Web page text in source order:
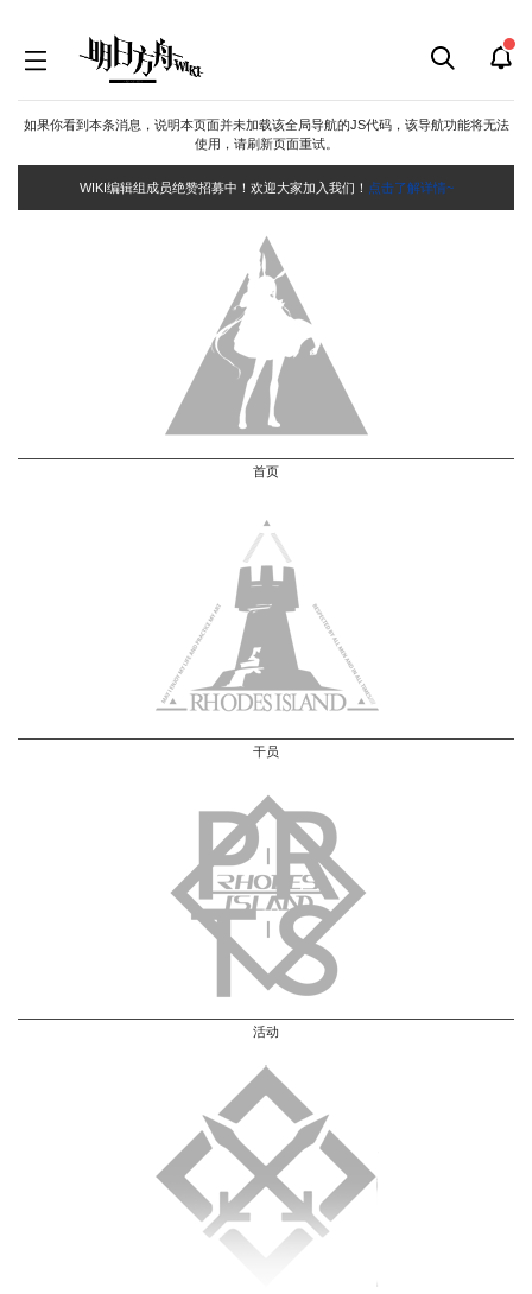
如果你看到本条消息，说明本页面并未加载该全局导航的JS代码，该导航功能将无法
使用，请刷新页面重试。
WIKI编辑组成员绝赞招募中！欢迎大家加入我们！ 点击了解详情~
首页
干员
活动